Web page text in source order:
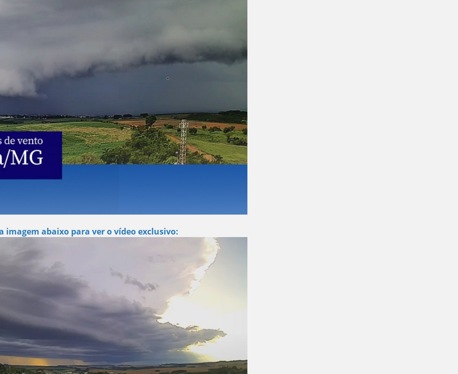
imagem abaixo para ver o vídeo exclusivo: